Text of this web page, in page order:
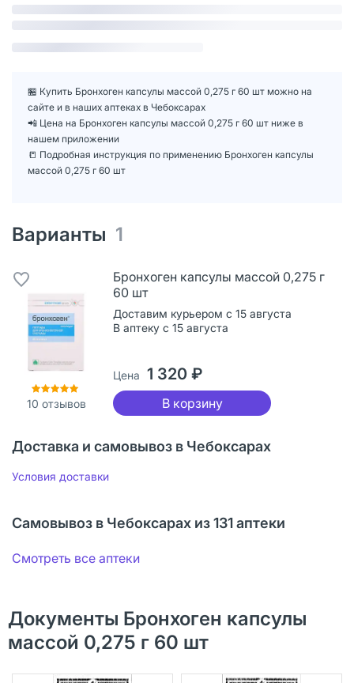
🏪 Купить Бронхоген капсулы массой 0,275 г 60 шт можно на
сайте и в наших аптеках в Чебоксарах
📲 Цена на Бронхоген капсулы массой 0,275 г 60 шт ниже в
нашем приложении
📒 Подробная инструкция по применению Бронхоген капсулы
массой 0,275 г 60 шт
Варианты 1
10 отзывов
Бронхоген капсулы массой 0,275 г
60 шт
Доставим курьером с 15 августа
В аптеку с 15 августа
Цена 1 320 ₽
В корзину
Доставка и самовывоз в Чебоксарах
Условия доставки
Самовывоз в Чебоксарах из 131 аптеки
Смотреть все аптеки
Документы Бронхоген капсулы
массой 0,275 г 60 шт